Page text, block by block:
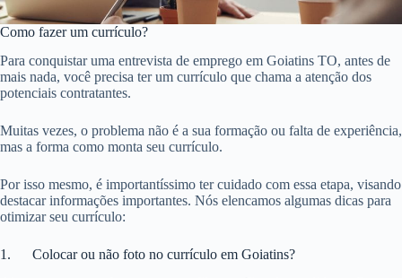
Como fazer um currículo?
Para conquistar uma entrevista de emprego em Goiatins TO, antes de
mais nada, você precisa ter um currículo que chama a atenção dos
potenciais contratantes.
Muitas vezes, o problema não é a sua formação ou falta de experiência,
mas a forma como monta seu currículo.
Por isso mesmo, é importantíssimo ter cuidado com essa etapa, visando
destacar informações importantes. Nós elencamos algumas dicas para
otimizar seu currículo:
1. Colocar ou não foto no currículo em Goiatins?